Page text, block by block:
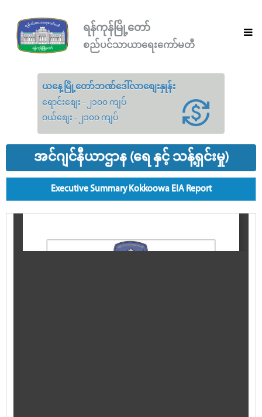
ရန်ကုန်မြို့တော်
စည်ပင်သာယာရေးကော်မတီ
ယနေ့မြို့တော်ဘဏ်ဒေါ်လာစျေးနှုန်း
ရောင်းစျေး - ၂၁၀၀ ကျပ်
ဝယ်စျေး - ၂၁၀၀ ကျပ်
အင်ဂျင်နီယာဌာန (ရေ နှင့် သန့်ရှင်းမှု)
Executive Summary Kokkoowa EIA Report